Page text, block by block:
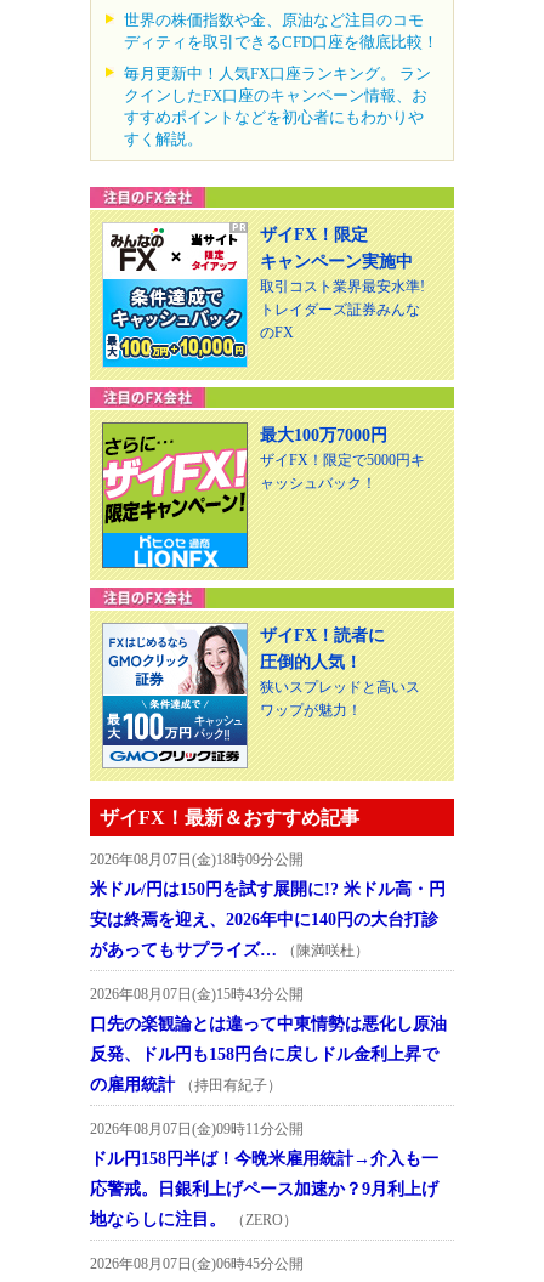
世界の株価指数や金、原油など注目のコモ
ディティを取引できるCFD口座を徹底比較！
毎月更新中！人気FX口座ランキング。 ラン
クインしたFX口座のキャンペーン情報、お
すすめポイントなどを初心者にもわかりや
すく解説。
ザイFX！限定
キャンペーン実施中
取引コスト業界最安水準!
トレイダーズ証券みんな
のFX
最大100万7000円
ザイFX！限定で5000円キ
ャッシュバック！
ザイFX！読者に
圧倒的人気！
狭いスプレッドと高いス
ワップが魅力！
ザイFX！最新＆おすすめ記事
2026年08月07日(金)18時09分公開
米ドル/円は150円を試す展開に!? 米ドル高・円
安は終焉を迎え、2026年中に140円の大台打診
があってもサプライズ…
（陳満咲杜）
2026年08月07日(金)15時43分公開
口先の楽観論とは違って中東情勢は悪化し原油
反発、ドル円も158円台に戻しドル金利上昇で
の雇用統計
（持田有紀子）
2026年08月07日(金)09時11分公開
ドル円158円半ば！今晩米雇用統計→介入も一
応警戒。日銀利上げペース加速か？9月利上げ
地ならしに注目。
（ZERO）
2026年08月07日(金)06時45分公開